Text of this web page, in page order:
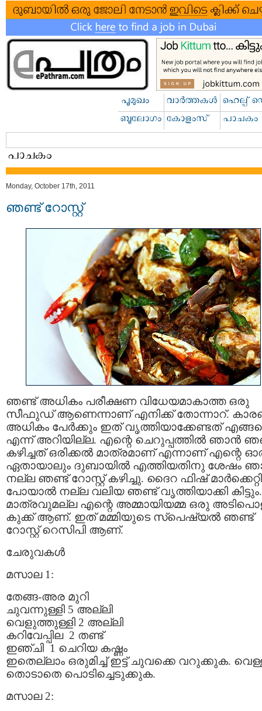
Monday, October 17th, 2011
ഞണ്ട് റോസ്റ്റ്‌
ഞണ്ട് അധികം പരീക്ഷണ വിധേയമാകാത്ത ഒരു
സീഫുഡ് ആണെന്നാണ് എനിക്ക് തോന്നാറ്.
അധികം പേര്‍ക്കും ഇത് വൃത്തിയാക്കേണ്ടത്
എന്ന് അറിയില്ല. എന്റെ ചെറുപ്പത്തില്‍ ഞാന്‍
കഴിച്ചത് ഒരിക്കല്‍ മാത്രമാണ് എന്നാണ് എന്റെ
ഏതായാലും ദുബായില്‍ എത്തിയതിനു ശേഷം
നല്ല ഞണ്ട് റോസ്റ്റ്‌ കഴിച്ചു. ദൈറ ഫിഷ്‌
പോയാല്‍ നല്ല വലിയ ഞണ്ട് വൃത്തിയാക്കി കിട്ടും.
മാത്രവുമല്ല എന്റെ അമ്മായിയമ്മ ഒരു
കുക്ക് ആണ്. ഇത് മമ്മിയുടെ സ്പെഷ്യല്‍ ഞണ്ട്
റോസ്റ്റ്‌ റെസിപി ആണ്.
ചേരുവകള്‍
മസാല 1:
തേങ്ങ-അര മുറി
ചുവന്നുള്ളി 5 അല്ലി
വെളുത്തുള്ളി 2 അല്ലി
കറിവേപ്പില 2 തണ്ട്
ഇഞ്ചി 1 ചെറിയ കഷ്ണം
ഇതെല്ലാം ഒരുമിച്ച് ഇട്ട് ചുവക്കെ വറുക്കുക.
തൊടാതെ പൊടിച്ചെടുക്കുക.
മസാല 2: